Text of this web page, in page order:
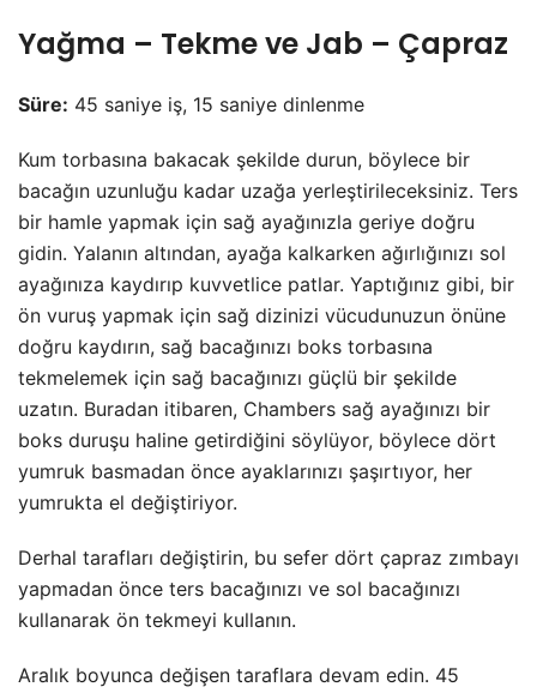
Yağma – Tekme ve Jab – Çapraz
Süre: 45 saniye iş, 15 saniye dinlenme
Kum torbasına bakacak şekilde durun, böylece bir
bacağın uzunluğu kadar uzağa yerleştirileceksiniz. Ters
bir hamle yapmak için sağ ayağınızla geriye doğru
gidin. Yalanın altından, ayağa kalkarken ağırlığınızı sol
ayağınıza kaydırıp kuvvetlice patlar. Yaptığınız gibi, bir
ön vuruş yapmak için sağ dizinizi vücudunuzun önüne
doğru kaydırın, sağ bacağınızı boks torbasına
tekmelemek için sağ bacağınızı güçlü bir şekilde
uzatın. Buradan itibaren, Chambers sağ ayağınızı bir
boks duruşu haline getirdiğini söylüyor, böylece dört
yumruk basmadan önce ayaklarınızı şaşırtıyor, her
yumrukta el değiştiriyor.
Derhal tarafları değiştirin, bu sefer dört çapraz zımbayı
yapmadan önce ters bacağınızı ve sol bacağınızı
kullanarak ön tekmeyi kullanın.
Aralık boyunca değişen taraflara devam edin. 45